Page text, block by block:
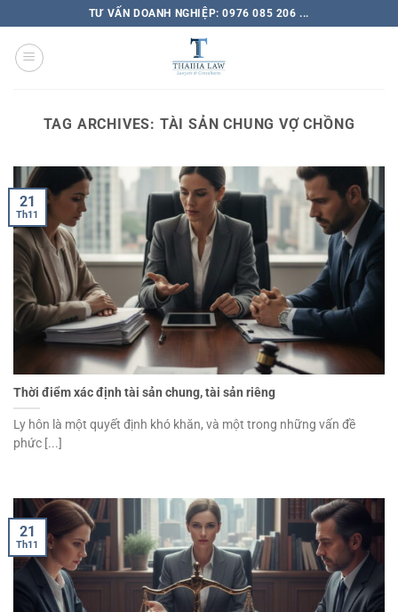
TƯ VẤN DOANH NGHIỆP: 0976 085 206 ...
TAG ARCHIVES: TÀI SẢN CHUNG VỢ CHỒNG
Thời điểm xác định tài sản chung, tài sản riêng
Ly hôn là một quyết định khó khăn, và một trong những vấn đề
phức [...]
21
Th11
21
Th11